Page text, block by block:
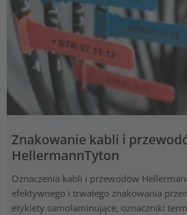
Znakowanie kabli i
HellermannTyton
Oznaczenia kabli i przewodów
efektywnego i trwałego znakowania
etykiety samolaminujące, oznaczniki